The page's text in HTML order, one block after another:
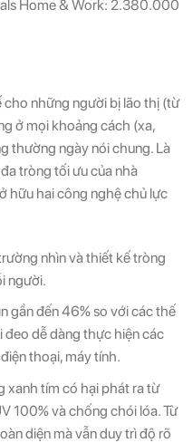
Home & Work: 2.380.000
những người bị lão thị (từ
ở mọi khoảng cách (xa,
thường ngày nói chung. Là
tròng tối ưu của nhà
hữu hai công nghệ chủ lực
nhìn và thiết kế tròng
người.
gần đến 46% so với các thế
dễ dàng thực hiện các
thoại, máy tính.
xanh tím có hại phát ra từ
100% và chống chói lóa. Từ
diện mà vẫn duy trì độ rõ